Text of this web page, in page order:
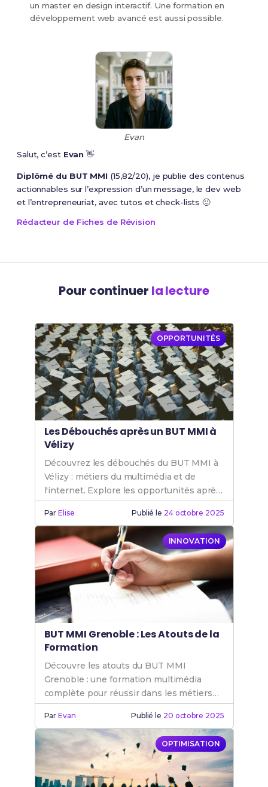
un master en design interactif. Une formation en
développement web avancé est aussi possible.
Evan
Salut, c’est Evan 👋
Diplômé du BUT MMI (15,82/20), je publie des contenus
actionnables sur l’expression d’un message, le dev web
et l’entrepreneuriat, avec tutos et check-lists 🙂
Rédacteur de Fiches de Révision
Pour continuer la lecture
OPPORTUNITÉS
Les Débouchés après un BUT MMI à
Vélizy
Découvrez les débouchés du BUT MMI à
Vélizy : métiers du multimédia et de
l'internet. Explore les opportunités après
un BUT MMI pour ta carrière.
ParElise Publié le 24 octobre 2025
INNOVATION
BUT MMI Grenoble : Les Atouts de la
Formation
Découvre les atouts du BUT MMI
Grenoble : une formation multimédia
complète pour réussir dans les métiers
de l'internet et du digital. Rejoins le BUT
MMI.
ParEvan Publié le 20 octobre 2025
OPTIMISATION